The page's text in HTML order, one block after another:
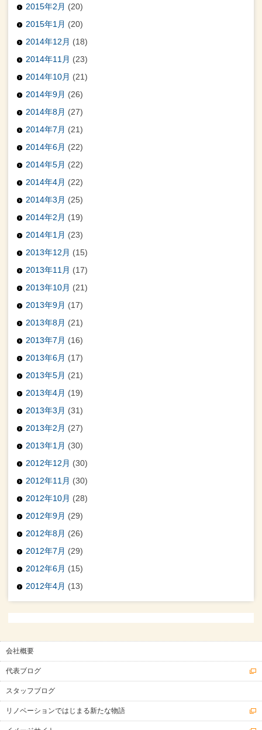
2015年2月 (20)
2015年1月 (20)
2014年12月 (18)
2014年11月 (23)
2014年10月 (21)
2014年9月 (26)
2014年8月 (27)
2014年7月 (21)
2014年6月 (22)
2014年5月 (22)
2014年4月 (22)
2014年3月 (25)
2014年2月 (19)
2014年1月 (23)
2013年12月 (15)
2013年11月 (17)
2013年10月 (21)
2013年9月 (17)
2013年8月 (21)
2013年7月 (16)
2013年6月 (17)
2013年5月 (21)
2013年4月 (19)
2013年3月 (31)
2013年2月 (27)
2013年1月 (30)
2012年12月 (30)
2012年11月 (30)
2012年10月 (28)
2012年9月 (29)
2012年8月 (26)
2012年7月 (29)
2012年6月 (15)
2012年4月 (13)
会社概要
代表ブログ
スタッフブログ
リノベーションではじまる新たな物語